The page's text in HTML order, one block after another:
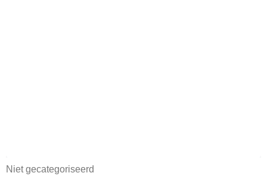
Niet gecategoriseerd